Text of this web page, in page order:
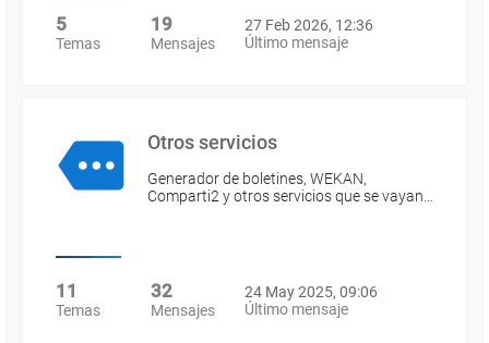
5
Temas
19
Mensajes
27 Feb 2026, 12:36
Último mensaje
Otros servicios
Generador de boletines, WEKAN,
Comparti2 y otros servicios que se vayan…
11
Temas
32
Mensajes
24 May 2025, 09:06
Último mensaje